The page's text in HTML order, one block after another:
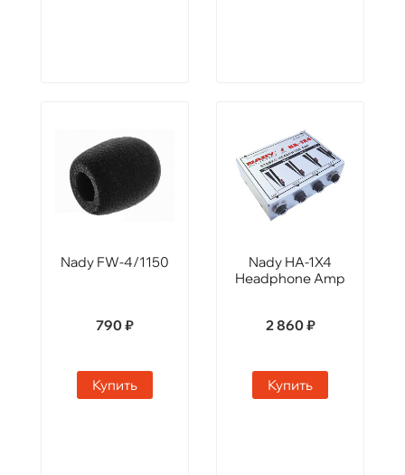
Nady FW-4/1150
790 ₽
Купить
Nady HA-1X4
Headphone Amp
2 860 ₽
Купить